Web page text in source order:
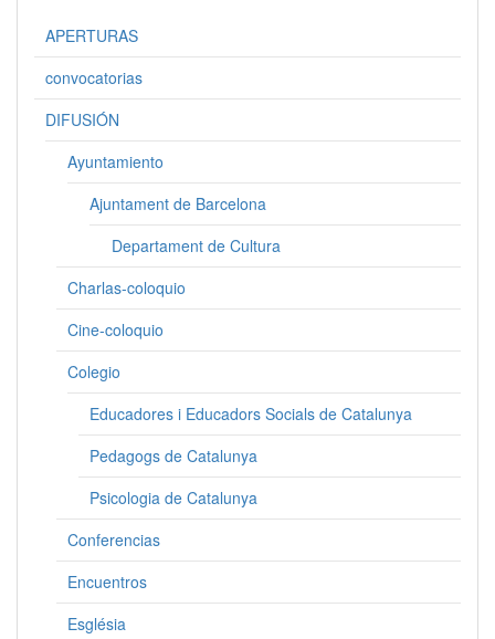
APERTURAS
convocatorias
DIFUSIÓN
Ayuntamiento
Ajuntament de Barcelona
Departament de Cultura
Charlas-coloquio
Cine-coloquio
Colegio
Educadores i Educadors Socials de Catalunya
Pedagogs de Catalunya
Psicologia de Catalunya
Conferencias
Encuentros
Església